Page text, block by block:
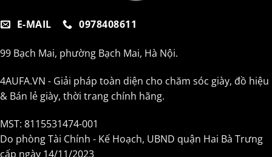
E-MAIL 0978408611
99 Bạch Mai, phường Bạch Mai, Hà Nội.
4AUFA.VN - Giải pháp toàn diện cho chăm sóc giày, đồ hiệu
& Bán lẻ giày, thời trang chính hãng.
MST: 8115531474-001
Do phòng Tài Chính - Kế Hoạch, UBND quận Hai Bà Trưng
cấp ngày 14/11/2023